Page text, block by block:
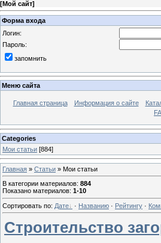
[Мой сайт]
Форма входа
Логин:
Пароль:
запомнить
Меню сайта
Главная страница Информация о сайте
Categories
Мои статьи [884]
Главная » Статьи » Мои статьи
В категории материалов: 884
Показано материалов: 1-10
Сортировать по: Дате · Названию · Рейтингу ·
Строительство